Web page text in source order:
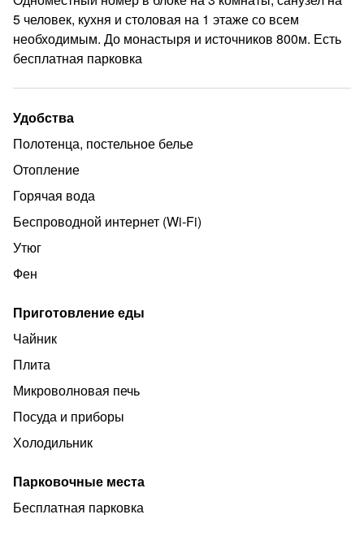
5 человек, кухня и столовая на 1 этаже со всем
необходимым. До монастыря и источников 800м. Есть
бесплатная парковка
Удобства
Полотенца, постельное белье
Отопление
Горячая вода
Беспроводной интернет (Wi‑Fi)
Утюг
Фен
Приготовление еды
Чайник
Плита
Микроволновая печь
Посуда и приборы
Холодильник
Парковочные места
Бесплатная парковка